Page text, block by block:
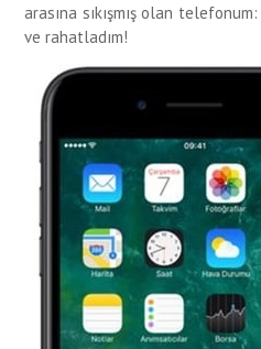
arasına sıkışmış olan telefonum:
ve rahatladım!